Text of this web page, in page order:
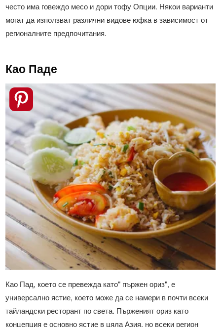
често има говеждо месо и дори тофу Опции. Някои варианти
могат да използват различни видове юфка в зависимост от
регионалните предпочитания.
Као Паде
Као Пад, което се превежда като" пържен ориз", е
универсално ястие, което може да се намери в почти всеки
тайландски ресторант по света. Пърженият ориз като
концепция е основно ястие в цяла Азия, но всеки регион